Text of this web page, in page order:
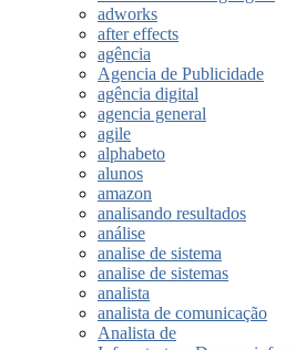
adworks
after effects
agência
Agencia de Publicidade
agência digital
agencia general
agile
alphabeto
alunos
amazon
analisando resultados
análise
analise de sistema
analise de sistemas
analista
analista de comunicação
Analista de